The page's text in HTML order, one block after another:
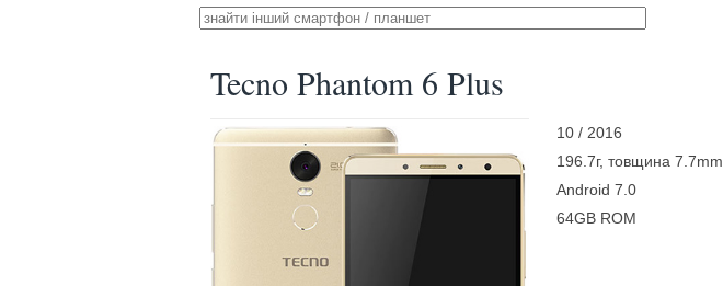
Tecno Phantom 6 Plus
10 / 2016
196.7г, товщина 7.7mm
Android 7.0
64GB ROM